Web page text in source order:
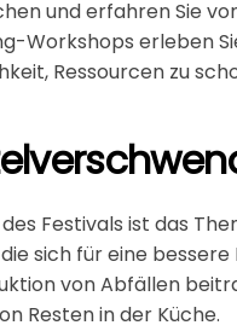
und erfahren Sie
Workshops erleben
Ressourcen zu
Festivals ist das
sich für eine
von Abfällen
Resten in der Küche.